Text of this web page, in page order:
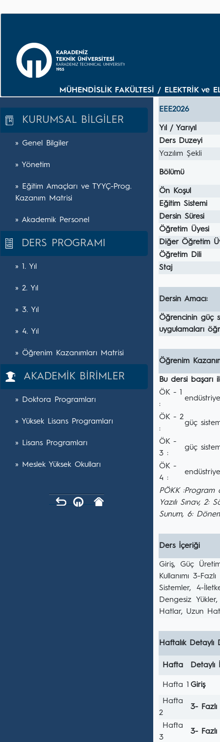
MÜHENDİSLİK FAKÜLTESİ / ELEKTRİK ve
KURUMSAL BİLGİLER
» Genel Bilgiler
» Yönetim
» Eğitim Amaçları ve TYYÇ-Prog.
Kazanım Matrisi
» Akademik Personel
DERS PROGRAMI
» 1. Yıl
» 2. Yıl
» 3. Yıl
» 4. Yıl
» Öğrenim Kazanımları Matrisi
AKADEMİK BİRİMLER
» Doktora Programları
» Yüksek Lisans Programları
» Lisans Programları
» Meslek Yüksek Okulları
EEE2026
Yıl / Yarıyıl
Ders Duzeyi
Yazılım Şekli
Bölümü
Ön Koşul
Eğitim Sistemi
Dersin Süresi
Öğretim Üyesi
Diğer Öğretim
Öğretim Dili
Staj
Dersin Amacı:
Öğrencinin güç
uygulamaları
Öğrenim
Bu dersi başarı
ÖK - 1
:
ÖK - 2
:
güç
ÖK -
3 :
güç
ÖK -
4 :
PÖKK :Program
Yazılı Sınav, 2:
Sunum, 6:
Ders İçeriği
Giriş, Güç
Kullanımı 3-
Sistemler, 4-
Dengesiz
Hatlar, Uzun
Haftalık Detaylı
Hafta Detaylı
Hafta 1 Giriş
Hafta
2
3- Fazlı
Hafta
3
3- Fazlı